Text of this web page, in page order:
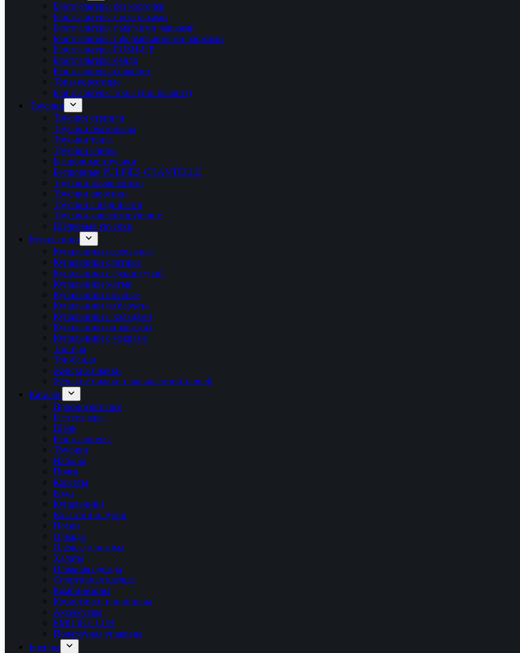
Бюстгальтеры без косточек
Бюстгальтеры с косточками
Бюстгальтеры с мягкими чашками
Бюстгальтеры с формованными чашками
Бюстгальтеры PUSH-UP
Бюстгальтеры-бандо
Бюстгальтеры-балконет
Топы корсетные
Бюстгальтеры-топы (топ бралетт)
Трусики
Трусики стринги
Трусики бразильяна
Трусики танга
Трусики слипы
Бесшовные трусики
Бесшовные PULPIES CHANTELLE
Трусики завышенные
Трусики шортики
Трусики с надписями
Трусики корректирующие
Шёлковые трусики
Купальники
Купальники раздельные
Купальники слитные
Купальники с фурнитурой
Купальники жатые
Купальники вязаные
Купальники из бархата
Купальники с кольцами
Купальники на завязках
Купальники с макраме
Топ-бра
Топ-бандо
Женские плавки
Женские плавки с завышенной талией
Каталог
Просмотреть всё
Бестселлеры
Шёлк
Бюстгальтеры
Трусики
Наборы
Пояса
Корсеты
Боди
Купальники
Колготки и чулки
Носки
Одежда
Одежда для дома
Халаты
Пляжная одежда
Спортивная одежда
Комбинезоны
Косметички и шопперы
Аксессуары
ÉMILIE CLUB
Подарочная упаковка
Бренды